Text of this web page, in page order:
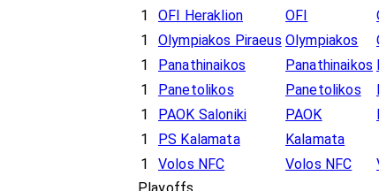
1
OFI Heraklion OFI
1
Olympiakos Piraeus Olympiakos
1
Panathinaikos Panathinaikos
1
Panetolikos Panetolikos
1
PAOK Saloniki PAOK
1
PS Kalamata Kalamata
1
Volos NFC Volos NFC